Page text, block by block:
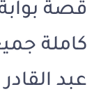
قصة
كاملة
عبد القادر